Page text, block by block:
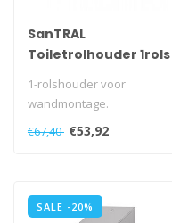
SanTRAL
Toiletrolhouder 1rols
RVS
1-rolshouder voor
wandmontage.
Met RVS beugel.
€67,40 €53,92
SALE -20%